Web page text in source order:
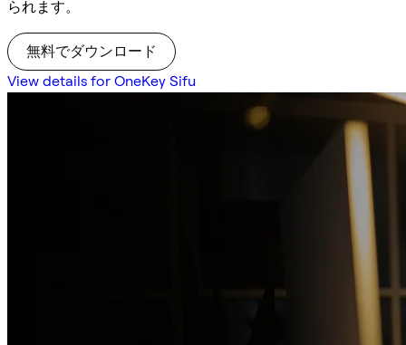
られます。
無料でダウンロード
View details for OneKey Sifu